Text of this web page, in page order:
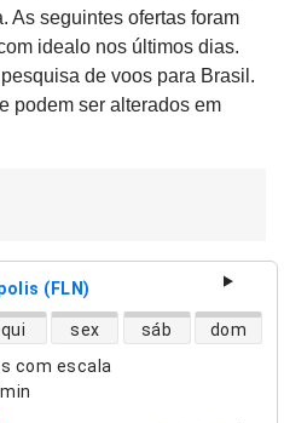
As seguintes ofertas foram
idealo nos últimos dias.
de voos para Brasil.
podem ser alterados em
(FLN)
com escala
qui sex sáb dom